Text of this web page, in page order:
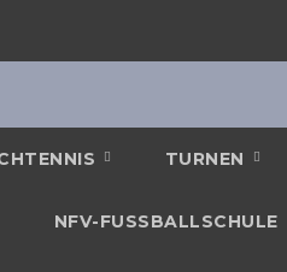
TURNEN
NFV-FUSSBALLSCHULE